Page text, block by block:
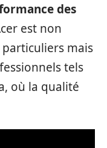
des
est non
mais
tels
où la qualité